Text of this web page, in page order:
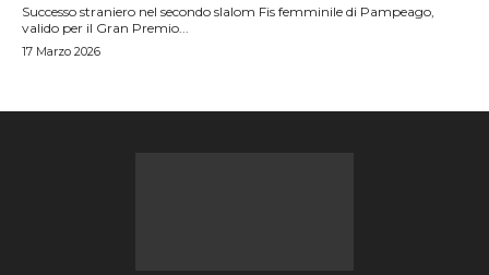
Successo straniero nel secondo slalom Fis femminile di Pampeago,
valido per il Gran Premio...
17 Marzo 2026